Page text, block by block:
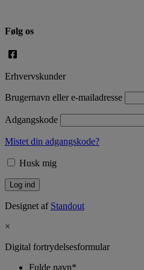
Følg os
Erhvervskunder
Brugernavn eller e-mailadresse
Adgangskode
Mistet din adgangskode?
Husk mig
Designet af Standout
×
Digital fortrydelsesformular
Fulde navn*